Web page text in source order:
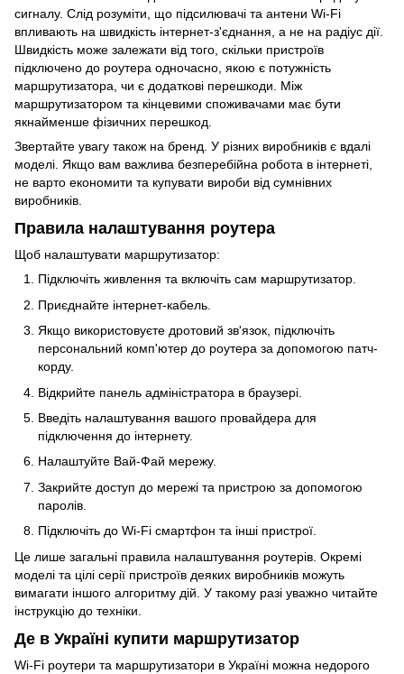
сигналу. Слід розуміти, що підсилювачі та антени Wi-Fi
впливають на швидкість інтернет-з'єднання, а не на радіус дії.
Швидкість може залежати від того, скільки пристроїв
підключено до роутера одночасно, якою є потужність
маршрутизатора, чи є додаткові перешкоди. Між
маршрутизатором та кінцевими споживачами має бути
якнайменше фізичних перешкод.
Звертайте увагу також на бренд. У різних виробників є вдалі
моделі. Якщо вам важлива безперебійна робота в інтернеті,
не варто економити та купувати вироби від сумнівних
виробників.
Правила налаштування роутера
Щоб налаштувати маршрутизатор:
Підключіть живлення та включіть сам маршрутизатор.
Приєднайте інтернет-кабель.
Якщо використовуєте дротовий зв'язок, підключіть
персональний комп'ютер до роутера за допомогою патч-
корду.
Відкрийте панель адміністратора в браузері.
Введіть налаштування вашого провайдера для
підключення до інтернету.
Налаштуйте Вай-Фай мережу.
Закрийте доступ до мережі та пристрою за допомогою
паролів.
Підключіть до Wi-Fi смартфон та інші пристрої.
Це лише загальні правила налаштування роутерів. Окремі
моделі та цілі серії пристроїв деяких виробників можуть
вимагати іншого алгоритму дій. У такому разі уважно читайте
інструкцію до техніки.
Де в Україні купити маршрутизатор
Wi-Fi роутери та маршрутизатори в Україні можна недорого